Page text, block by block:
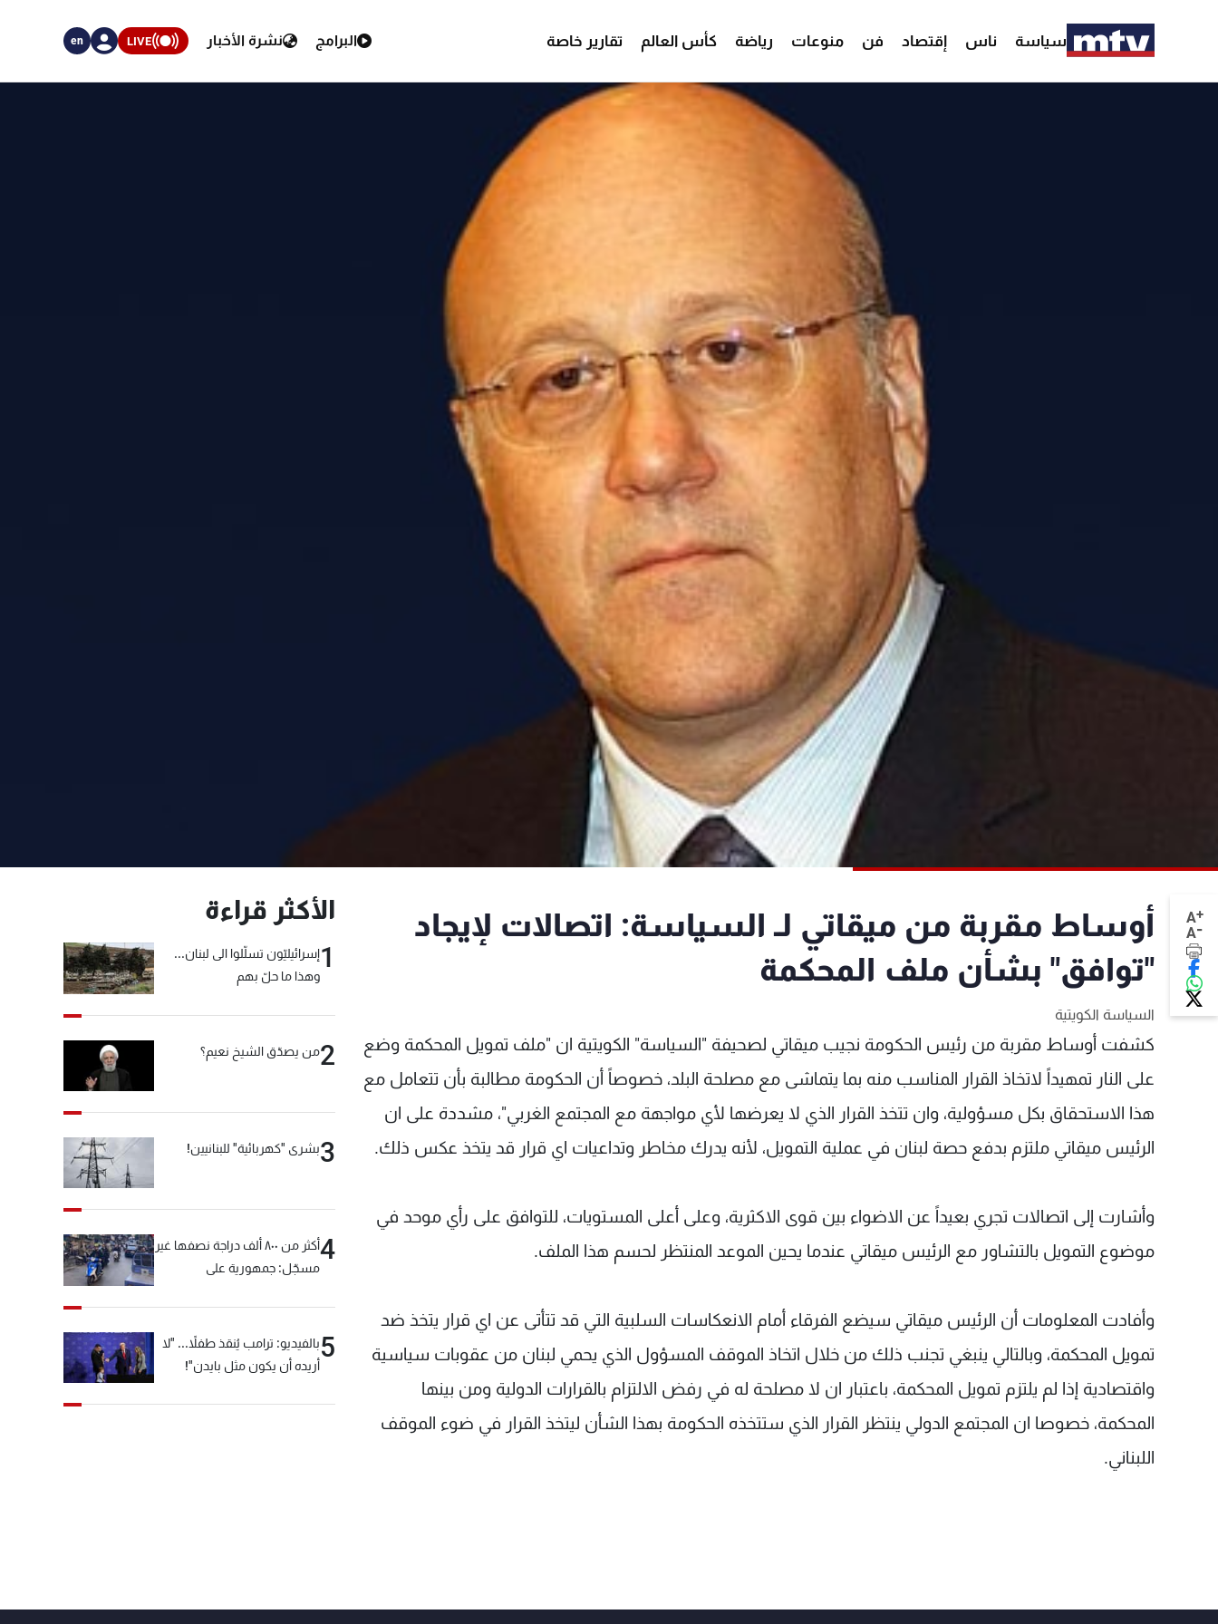
سياسة ناس إقتصاد فن منوعات رياضة كأس العالم تقارير خاصة البرامج نشرة الأخبار LIVE
en
A+
A-
أوساط مقربة من ميقاتي لـ السياسة: اتصالات لإيجاد
"توافق" بشأن ملف المحكمة
السياسة الكويتية
كشفت أوساط مقربة من رئيس الحكومة نجيب ميقاتي لصحيفة "السياسة" الكويتية ان "ملف تمويل المحكمة وضع
على النار تمهيداً لاتخاذ القرار المناسب منه بما يتماشى مع مصلحة البلد، خصوصاً أن الحكومة مطالبة بأن تتعامل مع
هذا الاستحقاق بكل مسؤولية، وان تتخذ القرار الذي لا يعرضها لأي مواجهة مع المجتمع الغربي"، مشددة على ان
الرئيس ميقاتي ملتزم بدفع حصة لبنان في عملية التمويل، لأنه يدرك مخاطر وتداعيات اي قرار قد يتخذ عكس ذلك.
وأشارت إلى اتصالات تجري بعيداً عن الاضواء بين قوى الاكثرية، وعلى أعلى المستويات، للتوافق على رأي موحد في
موضوع التمويل بالتشاور مع الرئيس ميقاتي عندما يحين الموعد المنتظر لحسم هذا الملف.
وأفادت المعلومات أن الرئيس ميقاتي سيضع الفرقاء أمام الانعكاسات السلبية التي قد تتأتى عن اي قرار يتخذ ضد
تمويل المحكمة، وبالتالي ينبغي تجنب ذلك من خلال اتخاذ الموقف المسؤول الذي يحمي لبنان من عقوبات سياسية
واقتصادية إذا لم يلتزم تمويل المحكمة، باعتبار ان لا مصلحة له في رفض الالتزام بالقرارات الدولية ومن بينها
المحكمة، خصوصا ان المجتمع الدولي ينتظر القرار الذي ستتخذه الحكومة بهذا الشأن ليتخذ القرار في ضوء الموقف
اللبناني.
الأكثر قراءة
1إسرائيليّون تسلّلوا الى لبنان...
وهذا ما حلّ بهم
2من يصدّق الشيخ نعيم؟
3بشرى "كهربائية" للبنانيين!
4
أكثر من ٨٠٠ ألف دراجة نصفها غير
مسجّل: جمهورية على
5بالفيديو: ترامب يُنقذ طفلاً... "لا
أريده أن يكون مثل بايدن"!